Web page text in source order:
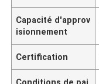
Capacité d'approv
isionnement
Certification
Conditions de pai